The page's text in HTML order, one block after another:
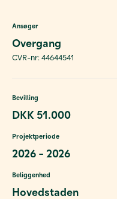
Ansøger
Overgang
CVR-nr: 44644541
Bevilling
DKK 51.000
Projektperiode
2026 - 2026
Beliggenhed
Hovedstaden